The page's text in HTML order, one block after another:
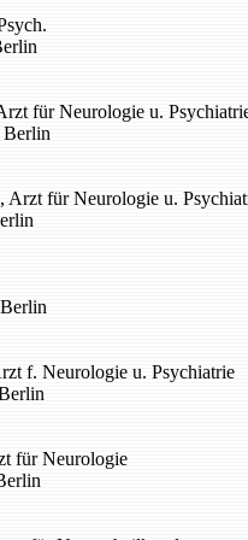
für Neurologie u.
Berlin
, Arzt für Neurologie u.
f. Neurologie u. Psychiatrie
für Neurologie